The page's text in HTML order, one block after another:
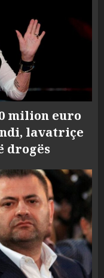
milion euro
lavatriçe
drogës